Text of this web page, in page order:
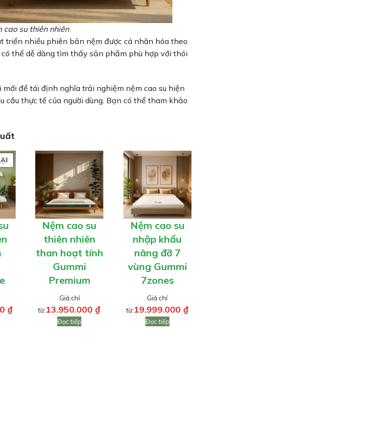
cao su thiên nhiên
triển nhiều phiên bản nệm được cá nhân hóa theo
thể dễ dàng tìm thấy sản phẩm phù hợp với thói
để tái định nghĩa trải nghiệm nệm cao su hiện
thực tế của người dùng. Bạn có thể tham khảo
PHẨM
ĐANG
GIẢM
GIÁ
₫
Nệm cao su
thiên nhiên
than hoạt tính
Gummi
Premium
Giá chỉ
từ:13.950.000 ₫
Đọc tiếp
Nệm cao su
nhập khẩu
nâng đỡ 7
vùng Gummi
7zones
Giá chỉ
từ:19.999.000 ₫
Đọc tiếp